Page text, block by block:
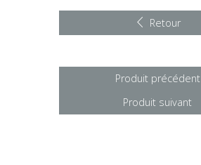
Retour
Produit précédent
Produit suivant